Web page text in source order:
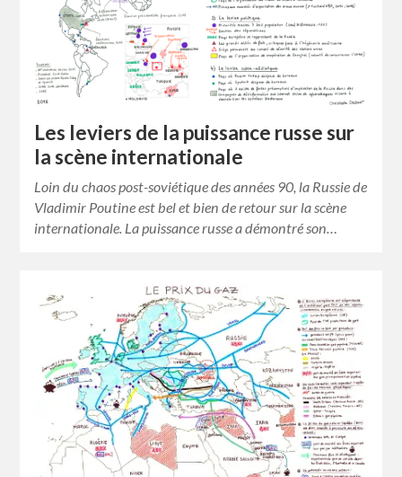
Les leviers de la puissance russe sur
la scène internationale
Loin du chaos post-soviétique des années 90, la Russie de
Vladimir Poutine est bel et bien de retour sur la scène
internationale. La puissance russe a démontré son…